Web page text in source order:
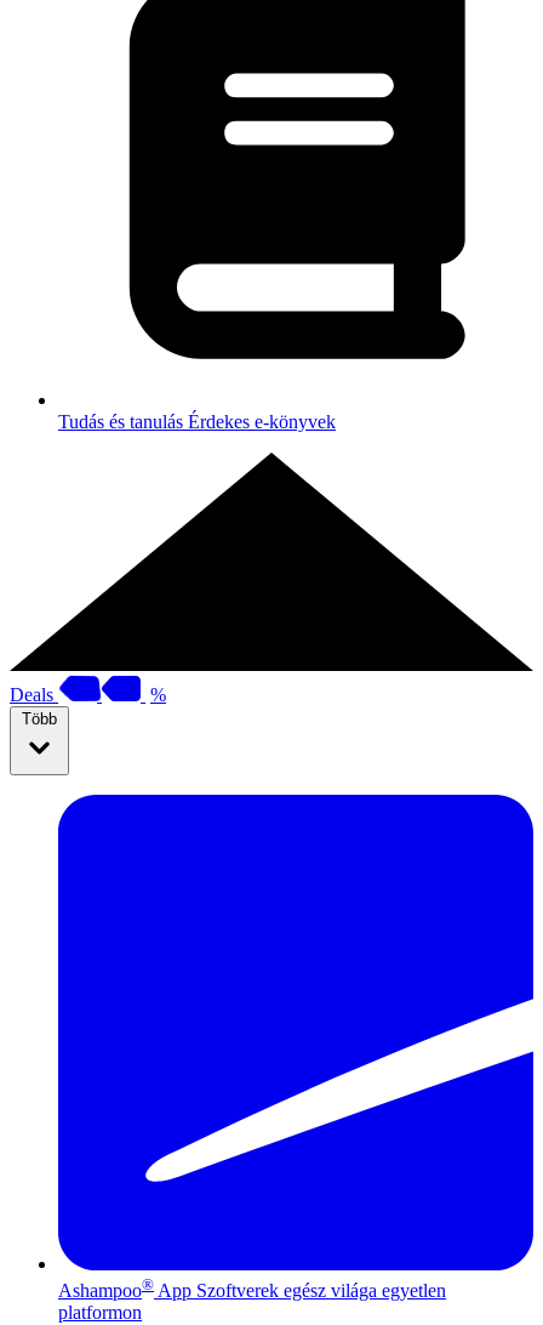
Tudás és tanulás Érdekes e-könyvek
Deals %
Több
Ashampoo® App Szoftverek egész világa egyetlen
platformon